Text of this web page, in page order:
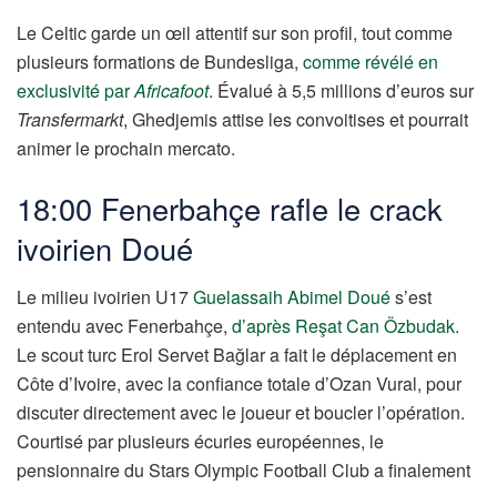
Le Celtic garde un œil attentif sur son profil, tout comme
plusieurs formations de Bundesliga, comme révélé en
exclusivité parAfricafoot. Évalué à 5,5 millions d’euros sur
Transfermarkt, Ghedjemis attise les convoitises et pourrait
animer le prochain mercato.
18:00 Fenerbahçe rafle le crack
ivoirien Doué
Le milieu ivoirien U17Guelassaih Abimel Doués’est
entendu avec Fenerbahçe, d’après Reşat Can Özbudak.
Le scout turc Erol Servet Bağlar a fait le déplacement en
Côte d’Ivoire, avec la confiance totale d’Ozan Vural, pour
discuter directement avec le joueur et boucler l’opération.
Courtisé par plusieurs écuries européennes, le
pensionnaire du Stars Olympic Football Club a finalement